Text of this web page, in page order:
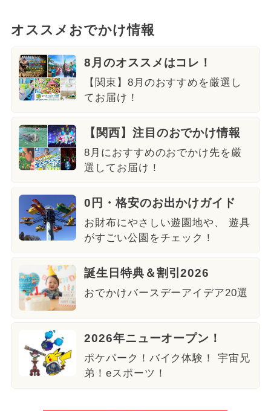
オススメおでかけ情報
8月のオススメはコレ！
【関東】8月のおすすめを厳選し
てお届け！
【関西】注目のおでかけ情報
8月におすすめのおでかけ先を厳
選してお届け！
0円・格安のお出かけガイド
お財布にやさしい遊園地や、 遊具
がすごい公園をチェック！
誕生日特典＆割引2026
おでかけバースデーアイデア20選
2026年ニューオープン！
ポケパーク！バイク体験！ 宇宙兄
弟！eスポーツ！